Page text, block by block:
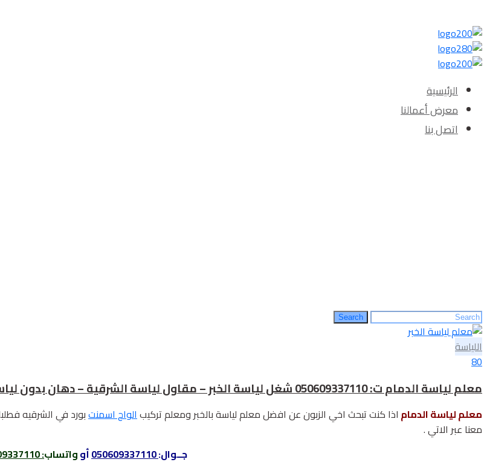
الرئيسية‎
معرض أعمالنا‎‎
اتصل بنا‎‎
Search
for:
Search
اللياسة
80
معلم لياسة الدمام ت: 050609337110 شغل لياسة الخبر – مقاول لياسة الشرقية – دهان بدون لياسة – مليس رخيص في الدمام
معلم لياسة الدمام اذا كنت تبحث اخي الزبون عن افضل معلم لياسة بالخبر ومعلم تركيبالواح اسمنتبورد في الشرقيه
معنا عبر الاتي .
جــوال:050609337110 أوواتساب: